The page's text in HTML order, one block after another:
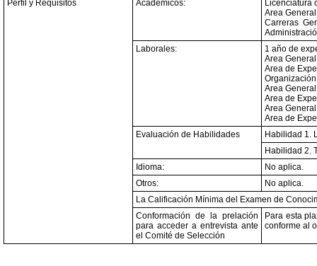
Perfil y Requisitos
Académicos:
Licenciatura
Area
Carreras
Laborales:
1 año de
Area
Area de
Area
Area de
Area
Area de
Evaluación de Habilidades
Habilidad 1.
Habilidad 2.
Idioma:
No aplica.
Otros:
No aplica.
La Calificación Mínima del Examen de
Conformación de la prelación
para acceder a entrevista ante
el Comité de Selección
Para esta
conforme al